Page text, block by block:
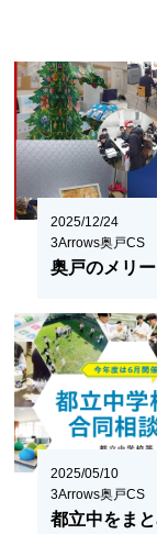
2025/12/24
3Arrows奥戸CS
2025/05/10
3Arrows奥戸CS